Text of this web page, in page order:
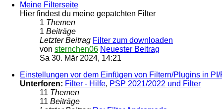
Meine Filterseite
Hier findest du meine gepatchten Filter
1 Themen
1 Beiträge
Letzter Beitrag Filter zum downloaden
von sternchen06 Neuester Beitrag
Sa 30. Mär 2024, 14:21
Einstellungen vor dem Einfügen von Filtern/Plugins in
Unterforen: Filter - Hilfe, PSP 2021/2022 und Filter
11 Themen
11 Beiträge